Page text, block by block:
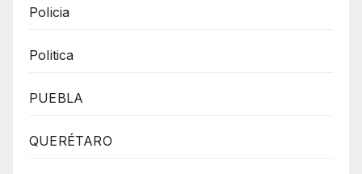
Policia
Politica
PUEBLA
QUERÉTARO